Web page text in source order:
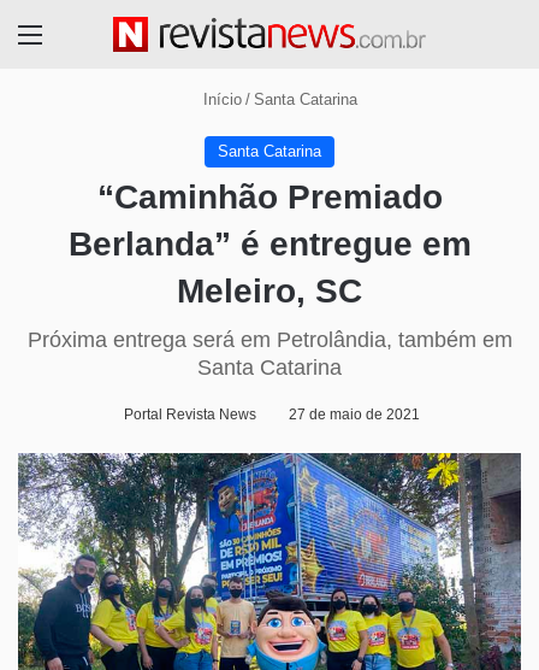
Início / Santa Catarina
Santa Catarina
“Caminhão Premiado
Berlanda” é entregue em
Meleiro, SC
Próxima entrega será em Petrolândia, também em
Santa Catarina
Portal Revista News 27 de maio de 2021